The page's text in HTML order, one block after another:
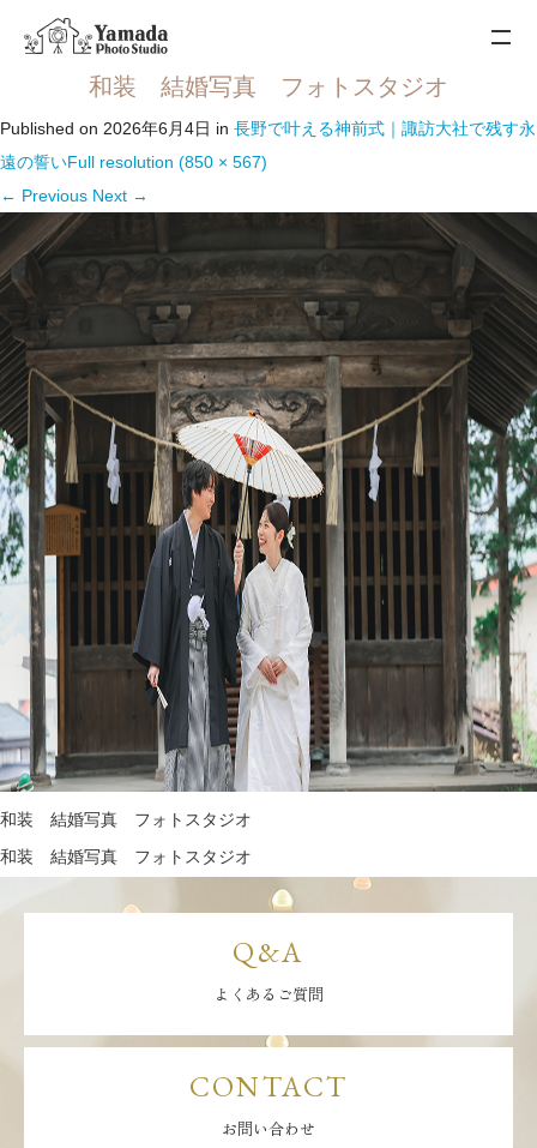
和装 結婚写真 フォトスタジオ
Published on 2026年6月4日 in 長野で叶える神前式｜諏訪大社で残す永
遠の誓いFull resolution (850 × 567)
← Previous Next →
和装 結婚写真 フォトスタジオ
和装 結婚写真 フォトスタジオ
Q&A
よくあるご質問
CONTACT
お問い合わせ